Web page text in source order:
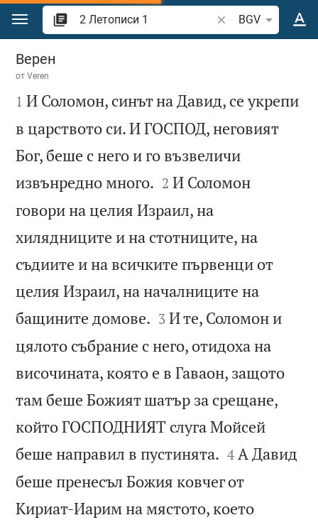
Преминете към съдържанието
Търсете стих или
BGV
2 Летописи 1
Верен
отVeren

1 И Соломон, синът на Давид, се укрепи
в царството си. И ГОСПОД, неговият
Бог, беше с него и го възвеличи
извънредно много. 

2 И Соломон
говори на целия Израил, на
хилядниците и на стотниците, на
съдиите и на всичките първенци от
целия Израил, на началниците на
бащините домове. 

3 И те, Соломон и
цялото събрание с него, отидоха на
височината, която е в Гаваон, защото
там беше Божият шатър за срещане,
който ГОСПОДНИЯТ слуга Мойсей
беше направил в пустинята. 

4 А Давид
беше пренесъл Божия ковчег от
Кириат-Иарим на мястото, което